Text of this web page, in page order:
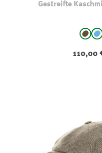
Gestreifte
110,00